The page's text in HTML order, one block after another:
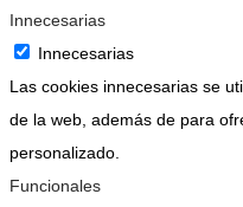
Innecesarias
Innecesarias
Las cookies innecesarias se
de la web, además de para
personalizado.
Funcionales